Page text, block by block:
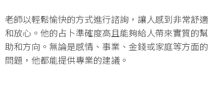
老師以輕鬆愉快的方式進行諮詢，讓人感到非常舒適
和放心。他的占卜準確度高且能夠給人帶來實質的幫
助和方向。無論是感情、事業、金錢或家庭等方面的
問題，他都能提供專業的建議。